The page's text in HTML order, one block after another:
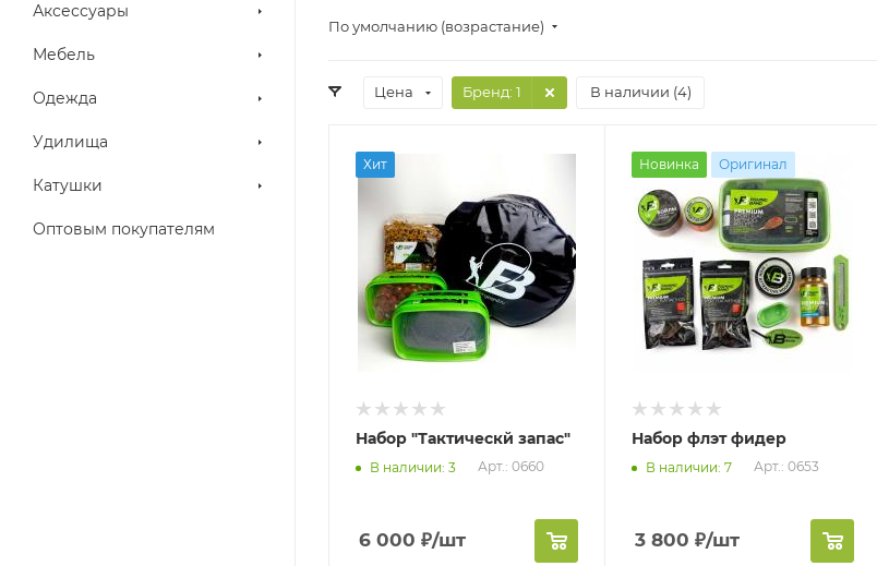
Аксессуары
Мебель
Одежда
Удилища
Катушки
Оптовым покупателям
По умолчанию (возрастание)
Цена Бренд: 1 В наличии (4)
Хит
Набор "Тактическй запас"
В наличии: 3 Арт.: 0660
6 000 ₽/шт
Новинка Оригинал
Набор флэт фидер
В наличии: 7 Арт.: 0653
3 800 ₽/шт